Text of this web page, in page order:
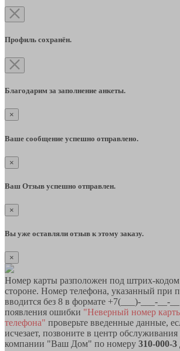
Профиль сохранён.
Благодарим за заполнение анкеты.
×
Ваше сообщение успешно отправлено.
×
Ваш Отзыв успешно отправлен.
×
Вы уже оставляли отзыв к этому заказу.
×
Номер карты разположен под штрих-кодом
стороне. Номер телефона, указанный при
вводится без 8 в формате +7(___)-___-__-
появления ошибки "Неверный номер
телефона" проверьте введенные данные,
исчезает, позвоните в центр
компании "Ваш Дом" по номеру 310-000-3